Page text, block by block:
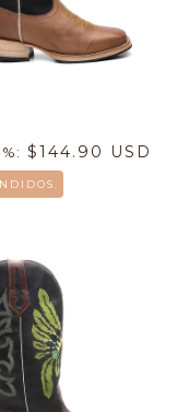
$144.90 USD